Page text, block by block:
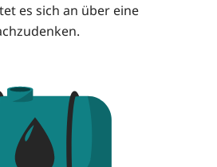
es sich an über eine